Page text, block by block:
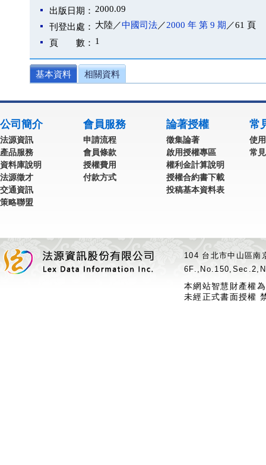
出版日期： 2000.09
刊登出處： 大陸／中國司法／2000 年 第 9 期 ／61 頁
頁 數： 1
基本資料 相關資料
公司簡介
法源資訊
產品服務
資料庫說明
法源徵才
交通資訊
策略聯盟
會員服務
申請流程
會員條款
授權費用
付款方式
論著授權
徵集論著
啟用授權專區
權利金計算說明
授權合約書下載
投稿基本資料表
常
使
常
104 台北市中山區
本網站智慧財產權
未經正式書面授權